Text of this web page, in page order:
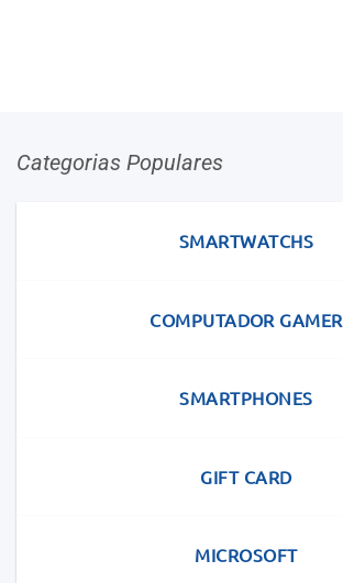
Categorias Populares
SMARTWATCHS
COMPUTADOR GAMER
SMARTPHONES
GIFT CARD
MICROSOFT